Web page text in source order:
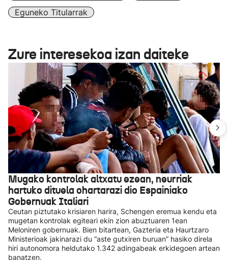
Eguneko Titularrak
Zure interesekoa izan daiteke
Mugako kontrolak altxatu ezean, neurriak
hartuko dituela ohartarazi dio Espainiako
Gobernuak Italiari
Ceutan piztutako krisiaren harira, Schengen eremua kendu eta
mugetan kontrolak egiteari ekin zion abuztuaren 1ean
Meloniren gobernuak. Bien bitartean, Gazteria eta Haurtzaro
Ministerioak jakinarazi du “aste gutxiren buruan” hasiko direla
hiri autonomora heldutako 1.342 adingabeak erkidegoen artean
banatzen.